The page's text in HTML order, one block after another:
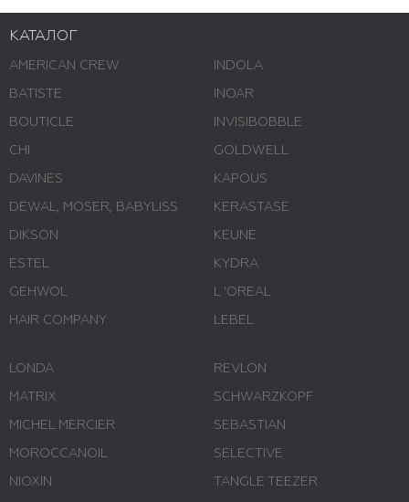
КАТАЛОГ
AMERICAN CREW
BATISTE
BOUTICLE
CHI
DAVINES
DEWAL, MOSER, BABYLISS
DIKSON
ESTEL
GEHWOL
HAIR COMPANY
INDOLA
INOAR
INVISIBOBBLE
GOLDWELL
KAPOUS
KERASTASE
KEUNE
KYDRA
L 'ОREAL
LEBEL
LONDA
MATRIX
MICHEL MERCIER
MOROCCANOIL
NIOXIN
REVLON
SCHWARZKOPF
SEBASTIAN
SELECTIVE
TANGLE TEEZER